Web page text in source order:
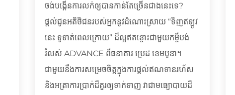
ចង់បង្កើនការលក់ឲ្យបានកាន់តែច្រើនជាងនេះទេ?
ផ្តល់ជូនអតិថិជនរបស់អ្នកនូវដំណោះស្រាយ “ទិញឥឡូវ
នេះ ទូទាត់ពេលក្រោយ” ដ៏ល្អឥតខ្ចោះជាមួយកម្ចីបង់
រំលស់ ADVANCE ពីធនាគារ ប្រេដ ខេមបូឌា។
ជាមួយនឹងការសម្រេចចិត្តក្នុងការផ្ដល់ឥណទានរហ័ស
និងអត្រាការប្រាក់ដ៏គួរឲ្យទាក់ទាញ វាជាមធ្យោបាយដ៏